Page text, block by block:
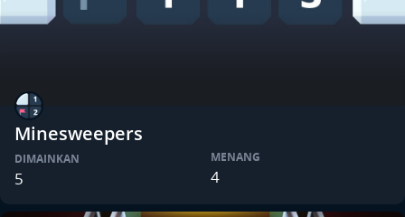
Minesweepers
DIMAINKAN
5
MENANG
4